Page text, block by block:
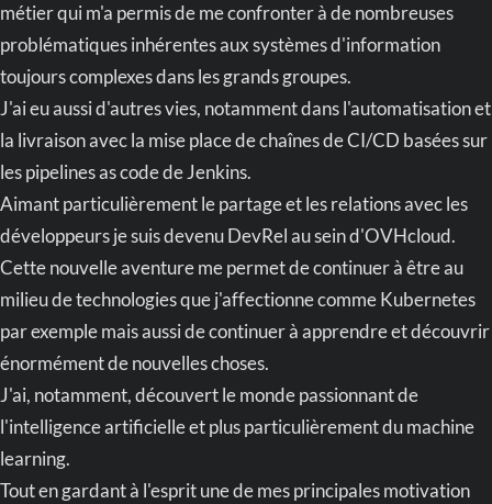
métier qui m'a permis de me confronter à de nombreuses
problématiques inhérentes aux systèmes d'information
toujours complexes dans les grands groupes.
J'ai eu aussi d'autres vies, notamment dans l'automatisation et
la livraison avec la mise place de chaînes de CI/CD basées sur
les pipelines as code de Jenkins.
Aimant particulièrement le partage et les relations avec les
développeurs je suis devenu DevRel au sein d'OVHcloud.
Cette nouvelle aventure me permet de continuer à être au
milieu de technologies que j'affectionne comme Kubernetes
par exemple mais aussi de continuer à apprendre et découvrir
énormément de nouvelles choses.
J'ai, notamment, découvert le monde passionnant de
l'intelligence artificielle et plus particulièrement du machine
learning.
Tout en gardant à l'esprit une de mes principales motivation